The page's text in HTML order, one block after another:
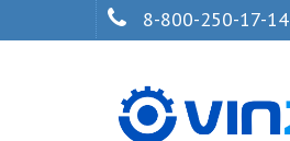
8-800-250-17-14